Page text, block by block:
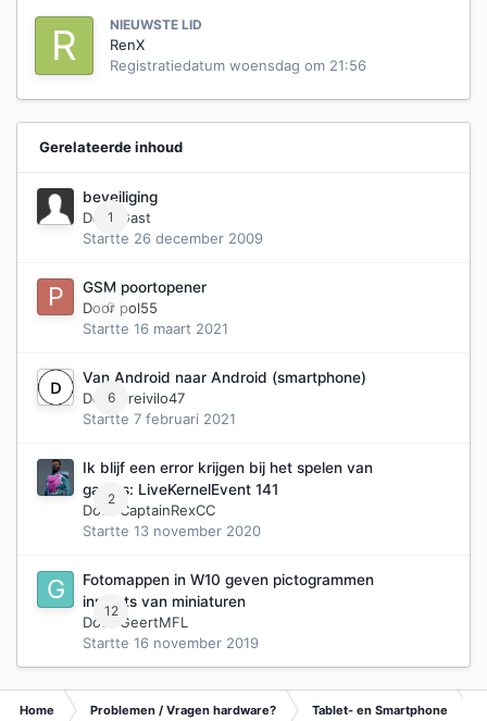
NIEUWSTE LID
RenX
Registratiedatum woensdag om 21:56
Gerelateerde inhoud
1
beveiliging
Door Gast
Startte 26 december 2009
0
GSM poortopener
Door pol55
Startte 16 maart 2021
6
Van Android naar Android (smartphone)
Door
dreivilo47
Startte 7 februari 2021
2
Ik blijf een error krijgen bij het spelen van
games: LiveKernelEvent 141
Door CaptainRexCC
Startte 13 november 2020
12
Fotomappen in W10 geven pictogrammen
inplaats van miniaturen
Door GeertMFL
Startte 16 november 2019
Home Problemen / Vragen hardware? Tablet- en Smartphone